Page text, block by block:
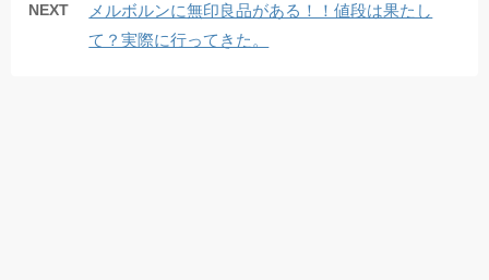
NEXT
メルボルンに無印良品がある！！値段は果たし
て？実際に行ってきた。